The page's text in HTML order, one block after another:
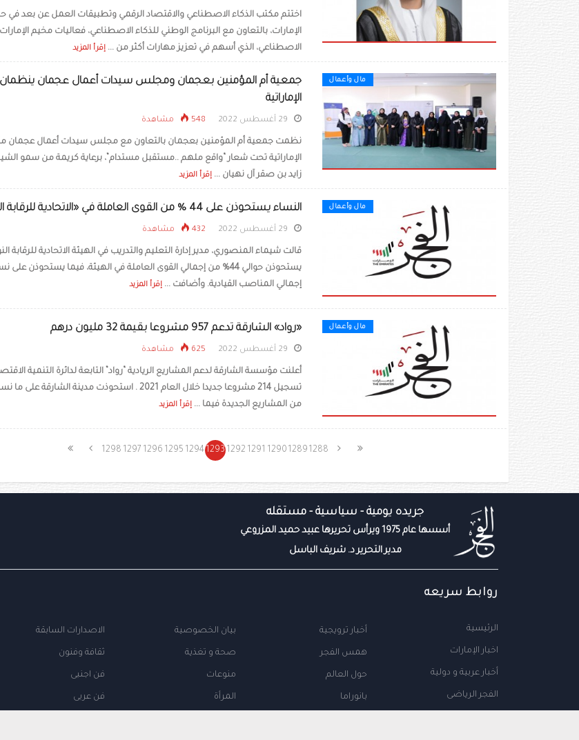
اختتم مكتب الذكاء الاصطناعي والاقتصاد الرقمي وتطبيقات العمل عن بعد في
الإمارات، بالتعاون مع البرنامج الوطني للذكاء الاصطناعي، فعاليات مخيم
الاصطناعي، الذي أسهم في تعزيز مهارات أكثر من ... إقرأ المزيد
مال وأعمال
جمعية أم المؤمنين بعجمان ومجلس سيدات أعمال عجمان ينظمان
الإماراتية
548 مشاهدة
نظمت جمعية أم المؤمنين بعجمان بالتعاون مع مجلس سيدات أعمال عجمان
الإماراتية تحت شعار “واقع ملهم ..مستقبل مستدام”، برعاية كريمة من سمو
زايد بن صقر آل نهيان ... إقرأ المزيد
مال وأعمال النساء يستحوذن على 44 % من القوى العاملة في «الاتحادية للرقابة النووية»
432 مشاهدة
قالت شيماء المنصوري، مدير إدارة التعليم والتدريب في الهيئة الاتحادية للرقابة
إجمالي المناصب القيادية. وأضافت ... إقرأ المزيد
مال وأعمال «رواد» الشارقة تدعم 957 مشروعا بقيمة 32 مليون درهم
625 مشاهدة
أعلنت مؤسسة الشارقة لدعم المشاريع الريادية “رواد” التابعة لدائرة التنمية
من المشاريع الجديدة فيما ... إقرأ المزيد
1288
1289
1290
1291
1292
1293
1294
1295
1296
1297
1298
جريده يومية - سياسية - مستقله
أسسها عام 1975 ويرأس تحريرها عبيد حميد المزروعي
مدير التحرير د. شريف الباسل
روابط سريعه
الرئيسية
اخبار الإمارات
أخبار عربية و دولية
الفجر الرياضى
أخبار ترويجية
همس الفجر
حول العالم
بانوراما
بيان الخصوصية
صحة و تغذية
منوعات
المرأة
الاصدارات السابقة
ثقافة وفنون
فن اجنبى
فن عربى